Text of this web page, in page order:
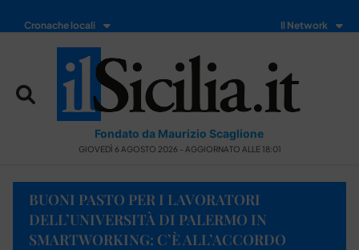
Cronache locali Il Network
Fondato da Maurizio Scaglione
GIOVEDÌ 6 AGOSTO 2026 - AGGIORNATO ALLE 18:01
BUONI PASTO PER I LAVORATORI
DELL’UNIVERSITÀ DI PALERMO IN
SMARTWORKING: C’È ALL’ACCORDO